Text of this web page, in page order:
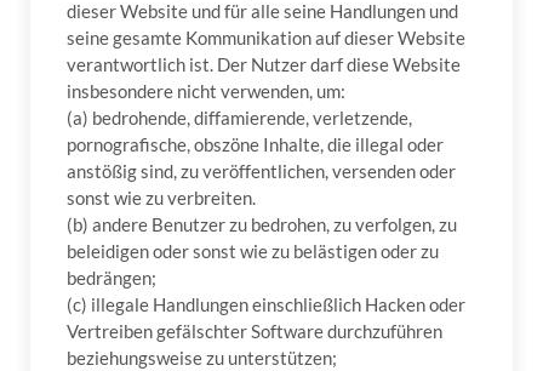
dieser Website und für alle seine Handlungen und
seine gesamte Kommunikation auf dieser Website
verantwortlich ist. Der Nutzer darf diese Website
insbesondere nicht verwenden, um:
(a) bedrohende, diffamierende, verletzende,
pornografische, obszöne Inhalte, die illegal oder
anstößig sind, zu veröffentlichen, versenden oder
sonst wie zu verbreiten.
(b) andere Benutzer zu bedrohen, zu verfolgen, zu
beleidigen oder sonst wie zu belästigen oder zu
bedrängen;
(c) illegale Handlungen einschließlich Hacken oder
Vertreiben gefälschter Software durchzuführen
beziehungsweise zu unterstützen;